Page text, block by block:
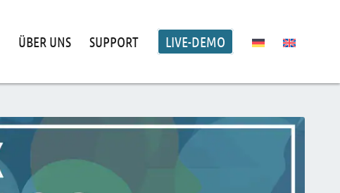
ÜBER UNS SUPPORT LIVE-DEMO